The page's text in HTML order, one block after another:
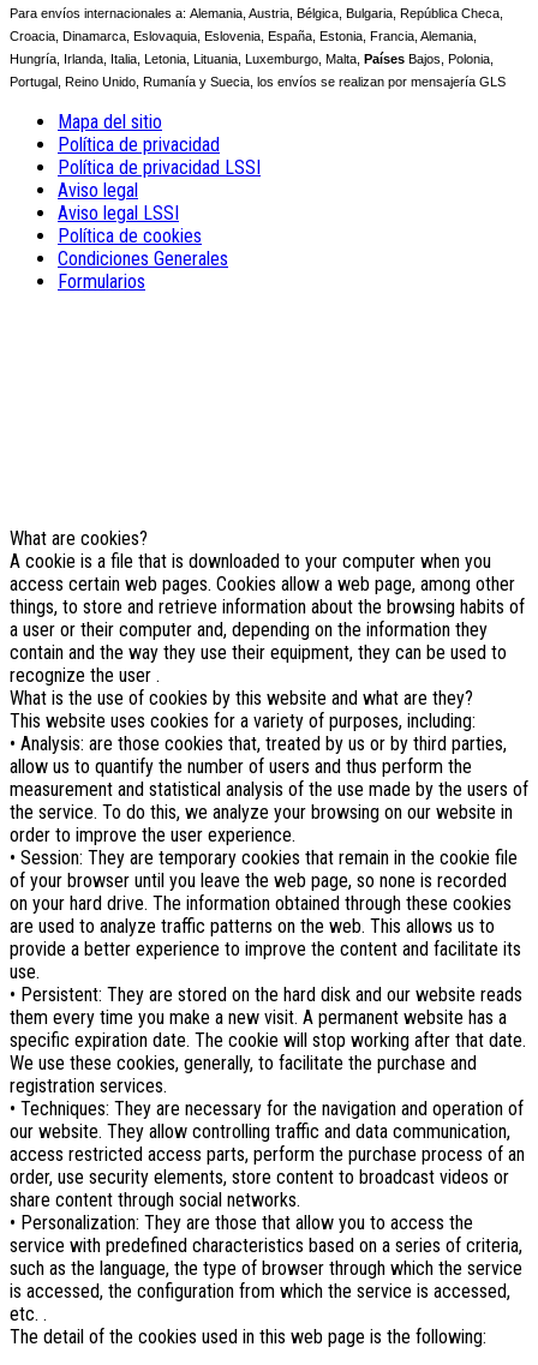
Para envíos internacionales a: Alemania, Austria, Bélgica, Bulgaria, República Checa,
Croacia, Dinamarca, Eslovaquia, Eslovenia, España, Estonia, Francia, Alemania,
Hungría, Irlanda, Italia, Letonia, Lituania, Luxemburgo, Malta, Países Bajos, Polonia,
Portugal, Reino Unido, Rumanía y Suecia, los envíos se realizan por mensajería GLS
Mapa del sitio
Política de privacidad
Política de privacidad LSSI
Aviso legal
Aviso legal LSSI
Política de cookies
Condiciones Generales
Formularios
What are cookies?
A cookie is a file that is downloaded to your computer when you
access certain web pages. Cookies allow a web page, among other
things, to store and retrieve information about the browsing habits of
a user or their computer and, depending on the information they
contain and the way they use their equipment, they can be used to
recognize the user .
What is the use of cookies by this website and what are they?
This website uses cookies for a variety of purposes, including:
• Analysis: are those cookies that, treated by us or by third parties,
allow us to quantify the number of users and thus perform the
measurement and statistical analysis of the use made by the users of
the service. To do this, we analyze your browsing on our website in
order to improve the user experience.
• Session: They are temporary cookies that remain in the cookie file
of your browser until you leave the web page, so none is recorded
on your hard drive. The information obtained through these cookies
are used to analyze traffic patterns on the web. This allows us to
provide a better experience to improve the content and facilitate its
use.
• Persistent: They are stored on the hard disk and our website reads
them every time you make a new visit. A permanent website has a
specific expiration date. The cookie will stop working after that date.
We use these cookies, generally, to facilitate the purchase and
registration services.
• Techniques: They are necessary for the navigation and operation of
our website. They allow controlling traffic and data communication,
access restricted access parts, perform the purchase process of an
order, use security elements, store content to broadcast videos or
share content through social networks.
• Personalization: They are those that allow you to access the
service with predefined characteristics based on a series of criteria,
such as the language, the type of browser through which the service
is accessed, the configuration from which the service is accessed,
etc. .
The detail of the cookies used in this web page is the following: